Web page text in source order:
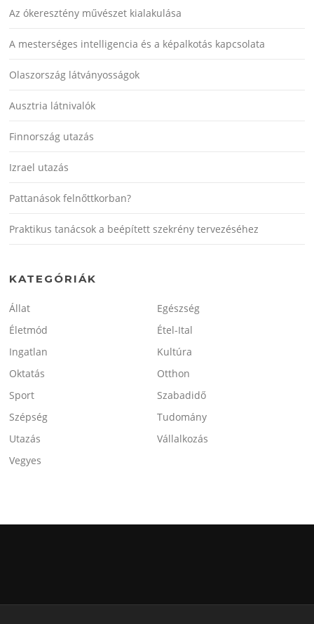
Az ókeresztény művészet kialakulása
A mesterséges intelligencia és a képalkotás kapcsolata
Olaszország látványosságok
Ausztria látnivalók
Finnország utazás
Izrael utazás
Pattanások felnőttkorban?
Praktikus tanácsok a beépített szekrény tervezéséhez
KATEGÓRIÁK
Állat
Egészség
Életmód
Étel-Ital
Ingatlan
Kultúra
Oktatás
Otthon
Sport
Szabadidő
Szépség
Tudomány
Utazás
Vállalkozás
Vegyes